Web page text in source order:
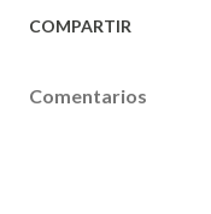
COMPARTIR
Comentarios